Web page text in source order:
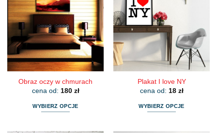
wariantów.
Opcje
można
wybrać
na
stronie
produktu
wariantów.
Opcje
można
wybrać
na
stronie
produktu
Obraz oczy w chmurach
cena od: 180 zł
WYBIERZ OPCJE
Plakat I love NY
cena od: 18 zł
WYBIERZ OPCJE